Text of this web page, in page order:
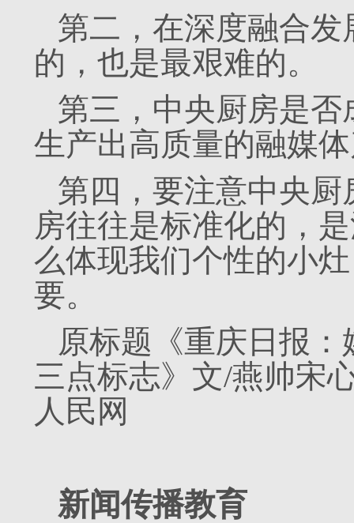
第二，在深度融合
的，也是最艰难的。
第三，中央厨房是
生产出高质量的融媒
第四，要注意中央
房往往是标准化的，
么体现我们个性的小
要。
原标题《重庆日报
三点标志》文/燕帅宋
人民网
新闻传播教育